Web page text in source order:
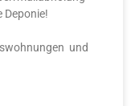
Deponie!
und